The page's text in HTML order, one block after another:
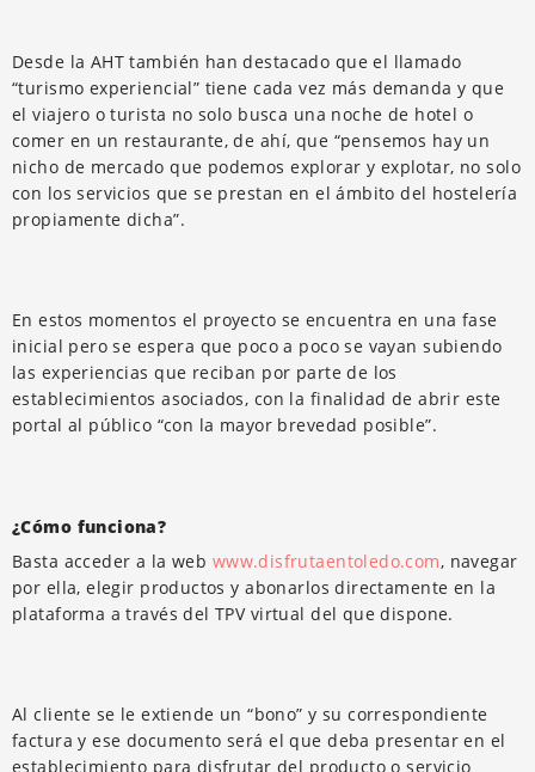
Desde la AHT también han destacado que el llamado
“turismo experiencial” tiene cada vez más demanda y que
el viajero o turista no solo busca una noche de hotel o
comer en un restaurante, de ahí, que “pensemos hay un
nicho de mercado que podemos explorar y explotar, no solo
con los servicios que se prestan en el ámbito del hostelería
propiamente dicha”.
En estos momentos el proyecto se encuentra en una fase
inicial pero se espera que poco a poco se vayan subiendo
las experiencias que reciban por parte de los
establecimientos asociados, con la finalidad de abrir este
portal al público “con la mayor brevedad posible”.
¿Cómo funciona?
Basta acceder a la web www.disfrutaentoledo.com, navegar
por ella, elegir productos y abonarlos directamente en la
plataforma a través del TPV virtual del que dispone.
Al cliente se le extiende un “bono” y su correspondiente
factura y ese documento será el que deba presentar en el
establecimiento para disfrutar del producto o servicio